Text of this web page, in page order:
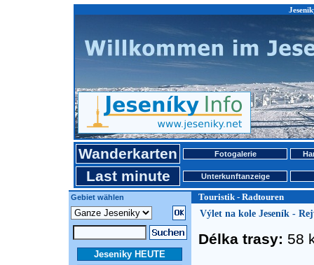
Wanderkarten Fotogalerie
Last minute Unterkunftanzeige
Gebiet wählen Touristik - Radtouren
Jeseniky HEUTE
Výlet na kole Jeseník -
Délka trasy: 58